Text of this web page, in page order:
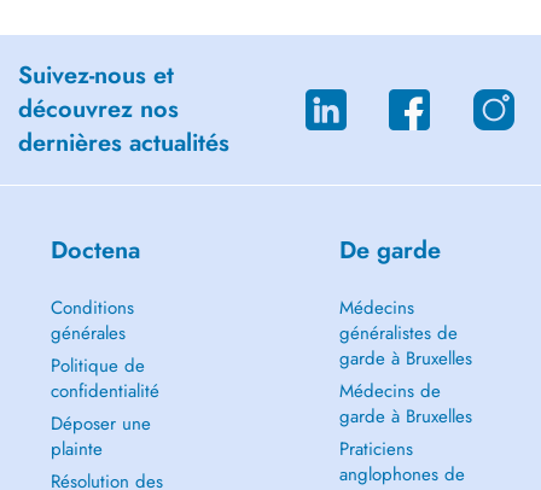
Suivez-nous et
découvrez nos
dernières actualités
Doctena
Conditions
générales
Politique de
confidentialité
Déposer une
plainte
Résolution des
De garde
Médecins
généralistes de
garde à Bruxelles
Médecins de
garde à Bruxelles
Praticiens
anglophones de